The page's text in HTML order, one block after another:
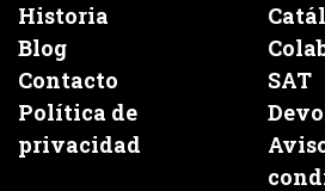
Historia
Blog
Contacto
SAT
Política de
privacidad